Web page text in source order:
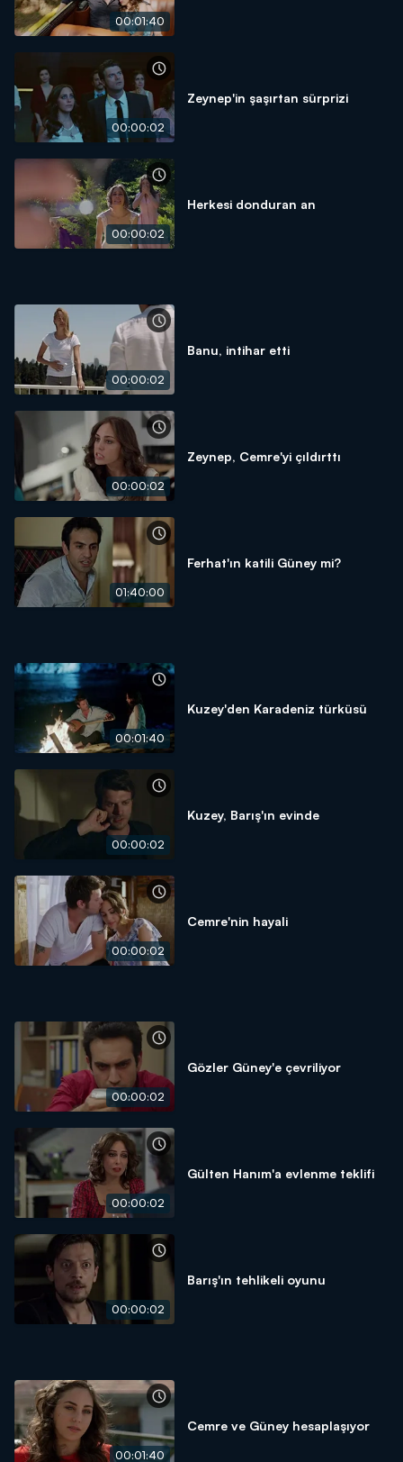
00:01:40
00:00:02
Zeynep'in şaşırtan sürprizi
00:00:02
Herkesi donduran an
00:00:02
Banu, intihar etti
00:00:02
Zeynep, Cemre'yi çıldırttı
01:40:00
Ferhat'ın katili Güney mi?
00:01:40
Kuzey'den Karadeniz türküsü
00:00:02
Kuzey, Barış'ın evinde
00:00:02
Cemre'nin hayali
00:00:02
Gözler Güney'e çevriliyor
00:00:02
Gülten Hanım'a evlenme teklifi
00:00:02
Barış'ın tehlikeli oyunu
00:01:40
Cemre ve Güney hesaplaşıyor